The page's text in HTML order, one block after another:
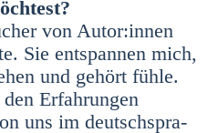
von Autor:innen
Sie ent­span­nen mich,
und gehört füh­le.
Erfah­run­gen
uns im deutsch­spra­